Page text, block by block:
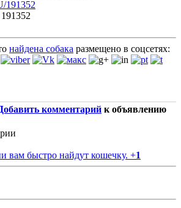
191352
191352
найдена собака размещено в соцсетях:
комментарий к объявлению
вам быстро найдут кошечку. +1